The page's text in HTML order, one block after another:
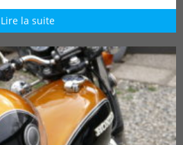
Lire la suite